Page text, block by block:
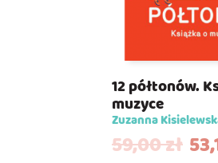
12 półtonów.
muzyce
Zuzanna
59,00zł